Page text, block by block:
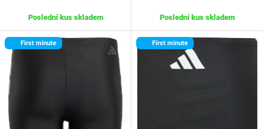
Poslední kus skladem Poslední kus skladem
First minute First minute